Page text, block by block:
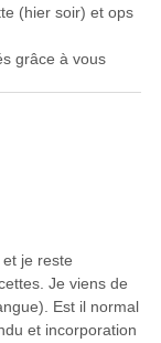
(hier soir) et ops
grâce à vous
je reste
Je viens de
Est il normal
et incorporation